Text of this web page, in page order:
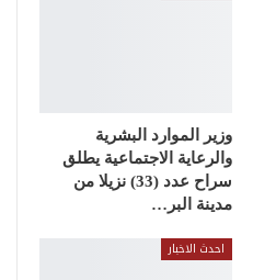
وزير الموارد البشرية
والرعاية الاجتماعية يطلق
سراح عدد (33) نزيلا من
مدينة البر…
احدث الاخبار